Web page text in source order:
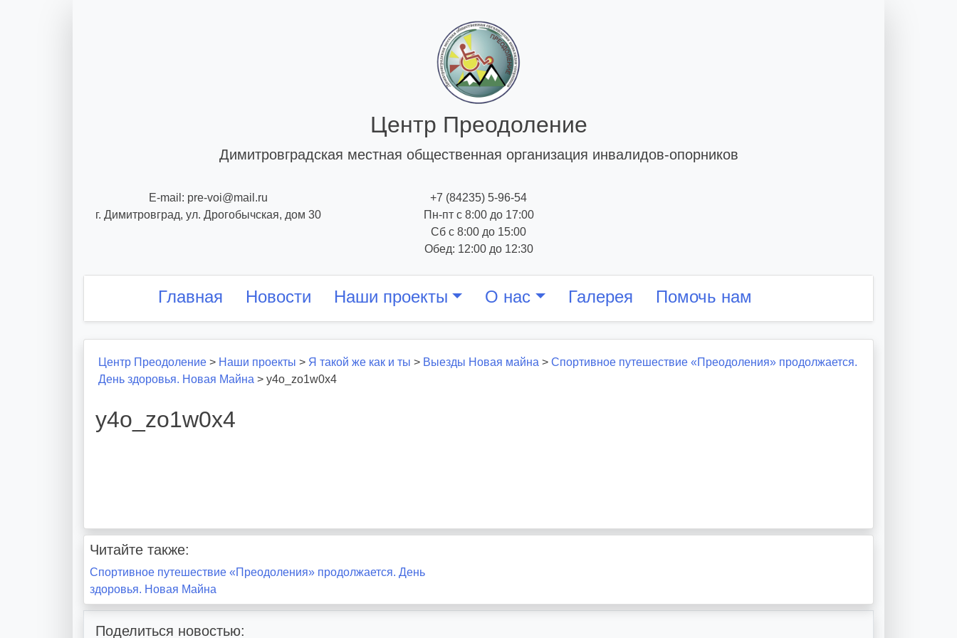
Центр Преодоление
Димитровградская местная общественная организация инвалидов-опорников
E-mail: pre-voi@mail.ru
г. Димитровград, ул. Дрогобычская, дом 30
+7 (84235) 5-96-54
Пн-пт с 8:00 до 17:00
Сб с 8:00 до 15:00
Обед: 12:00 до 12:30
Главная Новости Наши проекты О нас Галерея Помочь нам
Центр Преодоление > Наши проекты > Я такой же как и ты > Выезды Новая майна > Спортивное путешествие «Преодоления» продолжается.
День здоровья. Новая Майна > y4o_zo1w0x4
y4o_zo1w0x4
Читайте также:
Навигация
по
записям
Спортивное путешествие «Преодоления» продолжается. День
здоровья. Новая Майна
Поделиться новостью: